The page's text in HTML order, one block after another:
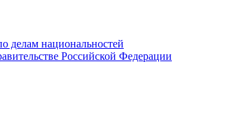
делам национальностей
Российской Федерации